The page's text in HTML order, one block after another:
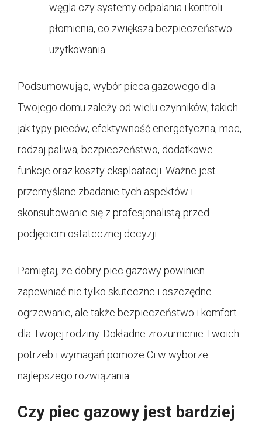
węgla czy systemy odpalania i kontroli
płomienia, co zwiększa bezpieczeństwo
użytkowania.
Podsumowując, wybór pieca gazowego dla
Twojego domu zależy od wielu czynników, takich
jak typy pieców, efektywność energetyczna, moc,
rodzaj paliwa, bezpieczeństwo, dodatkowe
funkcje oraz koszty eksploatacji. Ważne jest
przemyślane zbadanie tych aspektów i
skonsultowanie się z profesjonalistą przed
podjęciem ostatecznej decyzji.
Pamiętaj, że dobry piec gazowy powinien
zapewniać nie tylko skuteczne i oszczędne
ogrzewanie, ale także bezpieczeństwo i komfort
dla Twojej rodziny. Dokładne zrozumienie Twoich
potrzeb i wymagań pomoże Ci w wyborze
najlepszego rozwiązania.
Czy piec gazowy jest bardziej